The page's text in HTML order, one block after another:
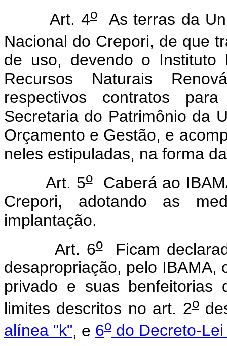
Art. 4oAs terras da
Nacional do Crepori, de que
de uso, devendo o Instituto
Recursos Naturais
respectivos contratos
Secretaria do Patrimônio da
Orçamento e Gestão, e
neles estipuladas, na forma
Art. 5oCaberá ao
Crepori, adotando as
implantação.
Art. 6oFicam
desapropriação, pelo IBAMA,
privado e suas benfeitorias
limites descritos no art. 2o
alínea "k", e 6o do Decreto-